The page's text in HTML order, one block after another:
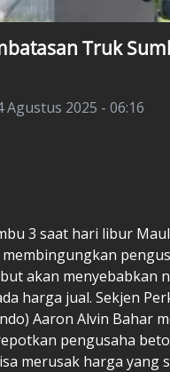
Truk
Agustus 2025 - 06:16
3 saat hari libur
membingungkan
akan menyebabkan
harga jual. Sekjen
Aaron Alvin Bahar
pengusaha
merusak harga yang